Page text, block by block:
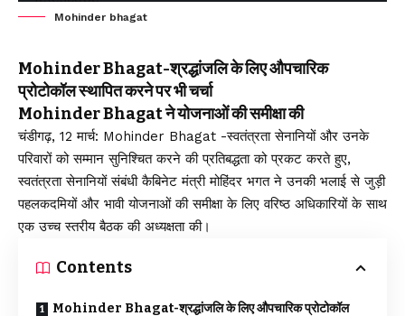
Mohinder bhagat
Mohinder Bhagat-श्रद्धांजलि के लिए औपचारिक
प्रोटोकॉल स्थापित करने पर भी चर्चा
Mohinder Bhagat ने योजनाओं की समीक्षा की
चंडीगढ़, 12 मार्च: Mohinder Bhagat -स्वतंत्रता सेनानियों और उनके
परिवारों को सम्मान सुनिश्चित करने की प्रतिबद्धता को प्रकट करते हुए,
स्वतंत्रता सेनानियों संबंधी कैबिनेट मंत्री मोहिंदर भगत ने उनकी भलाई से जुड़ी
पहलकदमियों और भावी योजनाओं की समीक्षा के लिए वरिष्ठ अधिकारियों के साथ
एक उच्च स्तरीय बैठक की अध्यक्षता की।
Contents
Mohinder Bhagat-श्रद्धांजलि के लिए औपचारिक प्रोटोकॉल